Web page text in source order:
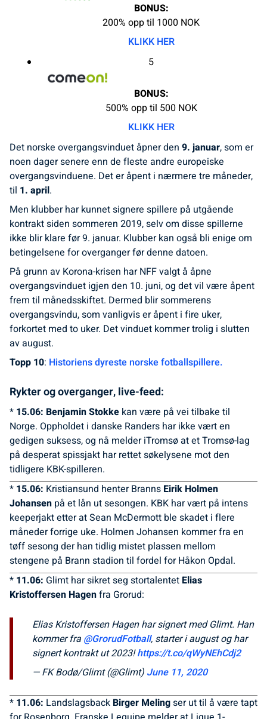
BONUS:
200% opp til 1000 NOK
KLIKK HER
5
BONUS:
500% opp til 500 NOK
KLIKK HER
Det norske overgangsvinduet åpner den 9. januar, som er
noen dager senere enn de fleste andre europeiske
overgangsvinduene. Det er åpent i nærmere tre måneder,
til 1. april.
Men klubber har kunnet signere spillere på utgående
kontrakt siden sommeren 2019, selv om disse spillerne
ikke blir klare før 9. januar. Klubber kan også bli enige om
betingelsene for overganger før denne datoen.
På grunn av Korona-krisen har NFF valgt å åpne
overgangsvinduet igjen den 10. juni, og det vil være åpent
frem til månedsskiftet. Dermed blir sommerens
overgangsvindu, som vanligvis er åpent i fire uker,
forkortet med to uker. Det vinduet kommer trolig i slutten
av august.
Topp 10: Historiens dyreste norske fotballspillere.
Rykter og overganger, live-feed:
* 15.06: Benjamin Stokke kan være på vei tilbake til
Norge. Oppholdet i danske Randers har ikke vært en
gedigen suksess, og nå melder iTromsø at et Tromsø-lag
på desperat spissjakt har rettet søkelysene mot den
tidligere KBK-spilleren.
* 15.06: Kristiansund henter Branns Eirik Holmen
Johansen på et lån ut sesongen. KBK har vært på intens
keeperjakt etter at Sean McDermott ble skadet i flere
måneder forrige uke. Holmen Johansen kommer fra en
tøff sesong der han tidlig mistet plassen mellom
stengene på Brann stadion til fordel for Håkon Opdal.
* 11.06: Glimt har sikret seg stortalentet Elias
Kristoffersen Hagenfra Grorud:
Elias Kristoffersen Hagen har signert med Glimt. Han
kommer fra @GrorudFotball, starter i august og har
signert kontrakt ut 2023!https://t.co/qWyNEhCdj2
— FK Bodø/Glimt (@Glimt) June 11, 2020
* 11.06: Landslagsback Birger Melingser ut til å være tapt